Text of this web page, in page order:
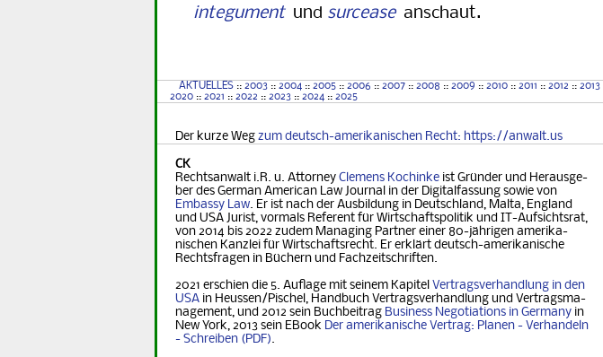
integument und surcease anschaut.
AKTUELLES :: 2003 :: 2004 :: 2005 :: 2006 :: 2007 :: 2008 :: 2009 :: 2010 :: 2011 :: 2012 :: 2013
2020 :: 2021 :: 2022 :: 2023 :: 2024 :: 2025
Der kurze Weg zum deutsch-amerikanischen Recht: https://anwalt.us
CK
Rechtsanwalt i.R. u. Attorney Clemens Kochinke ist Gründer und Her­aus­ge­
ber des German Ame­ri­can Law Journal in der Digitalfassung so­wie von
Embassy Law. Er ist nach der Ausbildung in Deutschland, Mal­ta, Eng­land
und USA Jurist, vormals Referent für Wirt­schafts­politik und IT-Auf­sichtsrat,
von 2014 bis 2022 zudem Managing Part­ner einer 80-jäh­ri­gen ame­ri­ka­
nischen Kanzlei für Wirtschaftsrecht. Er erklärt deutsch-ame­ri­ka­ni­sche
Rechts­fra­gen in Büchern und Fachzeitschriften.
2021 erschien die 5. Auflage mit seinem Kapitel Vertragsverhandlung in den
USA in Heus­sen/Pischel, Handbuch Vertragsverhandlung und Ver­trags­ma­
na­ge­ment, und 2012 sein Buchbeitrag Business Nego­ti­ati­ons in Ger­ma­ny in
New York, 2013 sein EBook Der ame­ri­ka­ni­sche Vertrag: Planen - Ver­han­deln
- Schreiben
.